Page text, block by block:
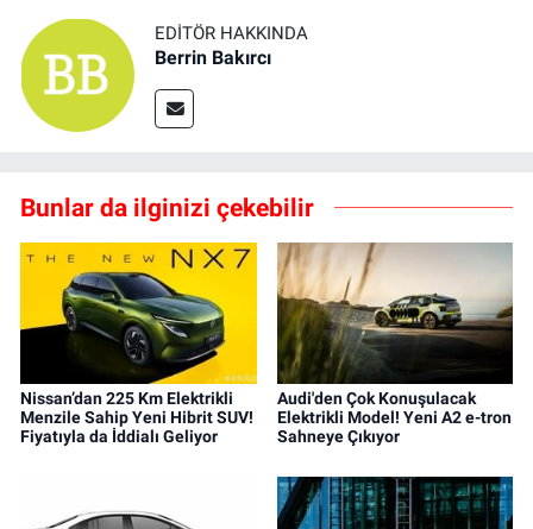
EDITÖR HAKKINDA
Berrin Bakırcı
Bunlar da ilginizi çekebilir
Nissan’dan 225 Km Elektrikli
Menzile Sahip Yeni Hibrit SUV!
Fiyatıyla da İddialı Geliyor
Audi'den Çok Konuşulacak
Elektrikli Model! Yeni A2 e-tron
Sahneye Çıkıyor